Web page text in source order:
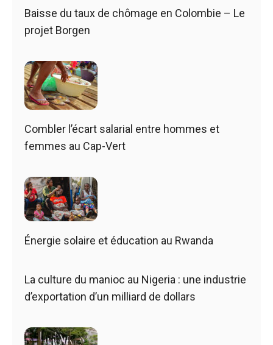
Baisse du taux de chômage en Colombie – Le
projet Borgen
Combler l’écart salarial entre hommes et
femmes au Cap-Vert
Énergie solaire et éducation au Rwanda
La culture du manioc au Nigeria : une industrie
d’exportation d’un milliard de dollars